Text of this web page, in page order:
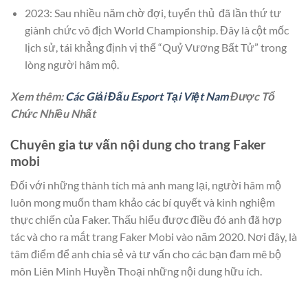
2023: Sau nhiều năm chờ đợi, tuyển thủ đã lần thứ tư
giành chức vô địch World Championship. Đây là cột mốc
lịch sử, tái khẳng định vị thế “Quỷ Vương Bất Tử” trong
lòng người hâm mộ.
Xem thêm:Các Giải Đấu Esport Tại Việt NamĐược Tổ
Chức Nhiều Nhất
Chuyên gia tư vấn nội dung cho trang Faker
mobi
Đối với những thành tích mà anh mang lại, người hâm mộ
luôn mong muốn tham khảo các bí quyết và kinh nghiệm
thực chiến của Faker. Thấu hiểu được điều đó anh đã hợp
tác và cho ra mắt trang Faker Mobi vào năm 2020. Nơi đây, là
tâm điểm để anh chia sẻ và tư vấn cho các bạn đam mê bộ
môn Liên Minh Huyền Thoại những nội dung hữu ích.